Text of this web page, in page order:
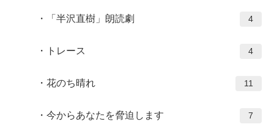
「半沢直樹」朗読劇 4
トレース 4
花のち晴れ 11
今からあなたを脅迫します 7